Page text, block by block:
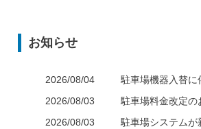
お知らせ
2026/08/04
駐車場機器入替に
2026/08/03
駐車場料金改定の
2026/08/03
駐車場システムが